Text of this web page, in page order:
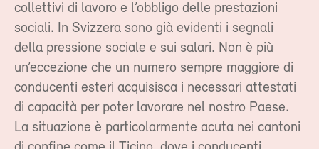
collettivi di lavoro e l’obbligo delle prestazioni
sociali. In Svizzera sono già evidenti i segnali
della pressione sociale e sui salari. Non è più
un’eccezione che un numero sempre maggiore di
conducenti esteri acquisisca i necessari attestati
di capacità per poter lavorare nel nostro Paese.
La situazione è particolarmente acuta nei cantoni